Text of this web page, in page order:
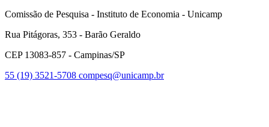
Comissão de Pesquisa - Instituto de Economia - Unicamp
Rua Pitágoras, 353 - Barão Geraldo
CEP 13083-857 - Campinas/SP
55 (19) 3521-5708 compesq@unicamp.br